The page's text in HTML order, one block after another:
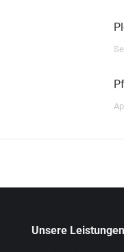
Unsere Leistungen